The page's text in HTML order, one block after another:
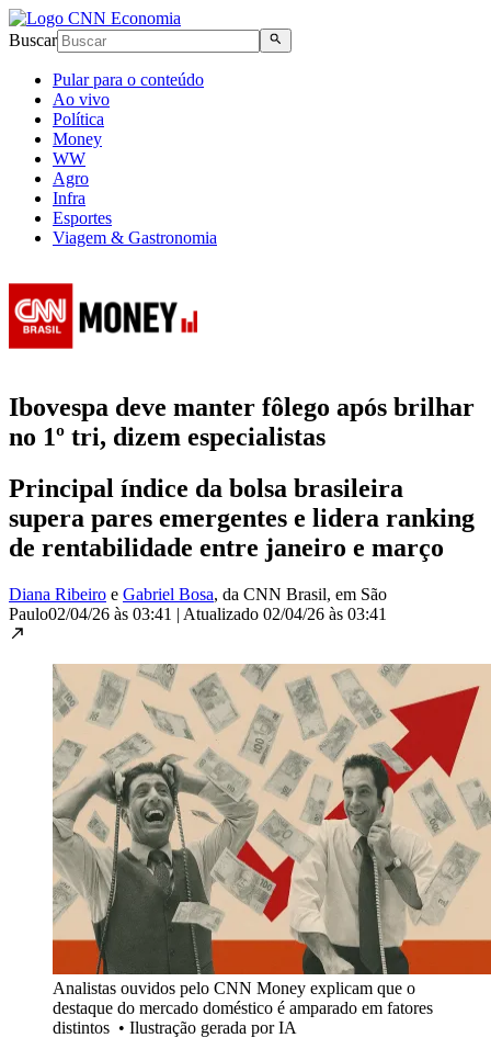
Buscar
Pular para o conteúdo
Ao vivo
Política
Money
WW
Agro
Infra
Esportes
Viagem & Gastronomia
Ibovespa deve manter fôlego após brilhar
no 1º tri, dizem especialistas
Principal índice da bolsa brasileira
supera pares emergentes e lidera ranking
de rentabilidade entre janeiro e março
Diana Ribeiro e Gabriel Bosa, da CNN Brasil, em São
Paulo02/04/26 às 03:41 | Atualizado 02/04/26 às 03:41
Analistas ouvidos pelo CNN Money explicam que o
destaque do mercado doméstico é amparado em fatores
distintos • Ilustração gerada por IA